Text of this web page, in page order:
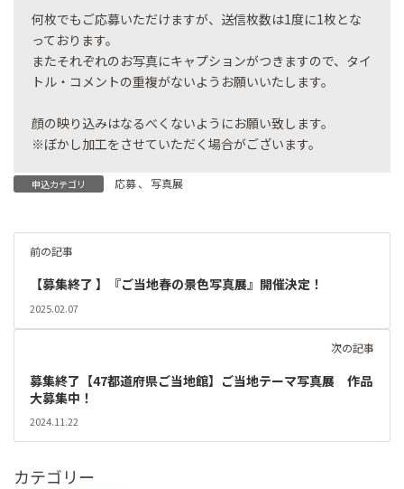
何枚でもご応募いただけますが、送信枚数は1度に1枚とな
っております。
またそれぞれのお写真にキャプションがつきますので、タイ
トル・コメントの重複がないようお願いいたします。
顔の映り込みはなるべくないようにお願い致します。
※ぼかし加工をさせていただく場合がございます。
申込カテゴリ 応募、 写真展
前の記事
【募集終了 】『ご当地春の景色写真展』開催決定！
2025.02.07
次の記事
募集終了【47都道府県ご当地館】ご当地テーマ写真展 作品
大募集中！
2024.11.22
カテゴリー